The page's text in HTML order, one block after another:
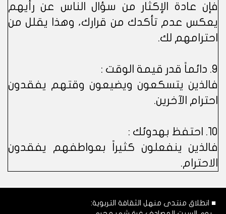
فإن عادة الإكثار من سؤال الناس عن رأيهم
يعكس عدم تأكدك من قرارك، وهذا يقلل من
احترامهم لك.
9. دائماً قدر قيمة الوقت :
فالذين يتسكعون ويضيعون وقتهم يفقدون
احترام الآخرين.
10. احتفظ بهدوئك :
فالذين ينفعلون كثيراً بعواطفهم يفقدون
الاحترام.
■ انطلاق منتدى منهل الثقافة التربوية: